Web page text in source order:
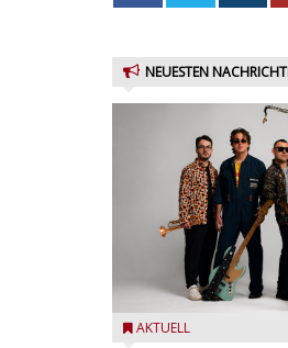
NEUESTEN
Castelnuovo del
AKTUELL